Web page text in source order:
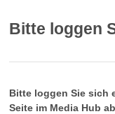
Bitte loggen
Bitte loggen Sie sich
Seite im Media Hub